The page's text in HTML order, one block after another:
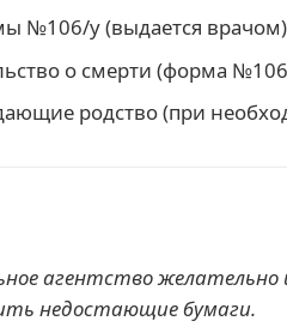
№106/у (выдается врачом)
о смерти (форма
родство (при
агентство
недостающие бумаги.